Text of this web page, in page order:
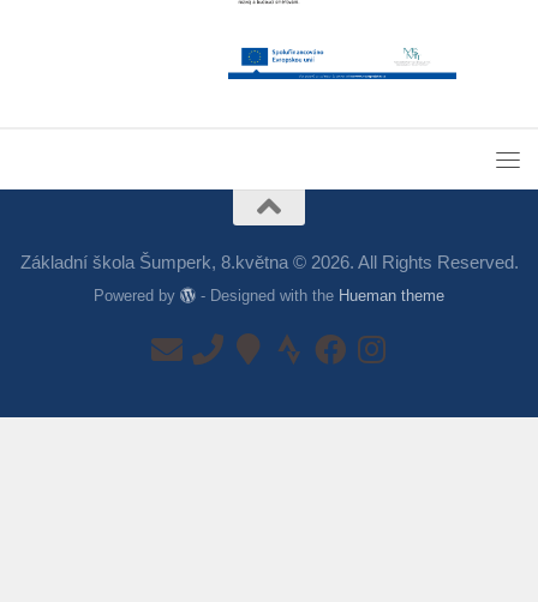
Základní škola Šumperk, 8.května © 2026. All Rights Reserved.
Powered by - Designed with the Hueman theme